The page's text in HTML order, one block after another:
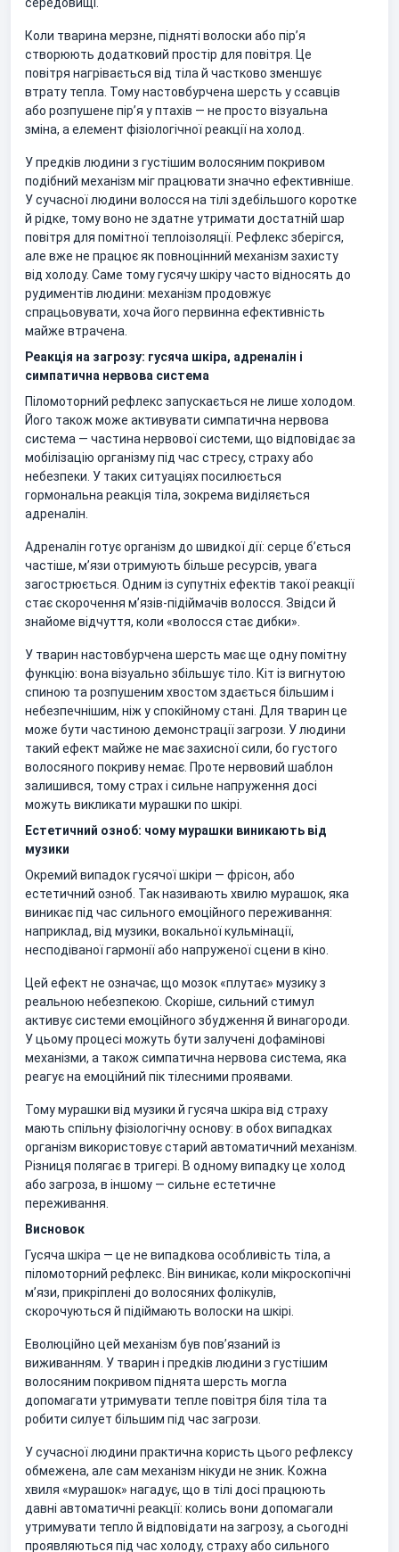
Коли тварина мерзне, підняті волоски або пір’я
створюють додатковий простір для повітря. Це
повітря нагрівається від тіла й частково зменшує
втрату тепла. Тому настовбурчена шерсть у ссавців
або розпушене пір’я у птахів — не просто візуальна
зміна, а елемент фізіологічної реакції на холод.
У предків людини з густішим волосяним покривом
подібний механізм міг працювати значно ефективніше.
У сучасної людини волосся на тілі здебільшого коротке
й рідке, тому воно не здатне утримати достатній шар
повітря для помітної теплоізоляції. Рефлекс зберігся,
але вже не працює як повноцінний механізм захисту
від холоду. Саме тому гусячу шкіру часто відносять до
рудиментів людини: механізм продовжує
спрацьовувати, хоча його первинна ефективність
майже втрачена.
Реакція на загрозу: гусяча шкіра, адреналін і
симпатична нервова система
Піломоторний рефлекс запускається не лише холодом.
Його також може активувати симпатична нервова
система — частина нервової системи, що відповідає за
мобілізацію організму під час стресу, страху або
небезпеки. У таких ситуаціях посилюється
гормональна реакція тіла, зокрема виділяється
адреналін.
Адреналін готує організм до швидкої дії: серце б’ється
частіше, м’язи отримують більше ресурсів, увага
загострюється. Одним із супутніх ефектів такої реакції
стає скорочення м’язів-підіймачів волосся. Звідси й
знайоме відчуття, коли «волосся стає дибки».
У тварин настовбурчена шерсть має ще одну помітну
функцію: вона візуально збільшує тіло. Кіт із вигнутою
спиною та розпушеним хвостом здається більшим і
небезпечнішим, ніж у спокійному стані. Для тварин це
може бути частиною демонстрації загрози. У людини
такий ефект майже не має захисної сили, бо густого
волосяного покриву немає. Проте нервовий шаблон
залишився, тому страх і сильне напруження досі
можуть викликати мурашки по шкірі.
Естетичний озноб: чому мурашки виникають від
музики
Окремий випадок гусячої шкіри — фрісон, або
естетичний озноб. Так називають хвилю мурашок, яка
виникає під час сильного емоційного переживання:
наприклад, від музики, вокальної кульмінації,
несподіваної гармонії або напруженої сцени в кіно.
Цей ефект не означає, що мозок «плутає» музику з
реальною небезпекою. Скоріше, сильний стимул
активує системи емоційного збудження й винагороди.
У цьому процесі можуть бути залучені дофамінові
механізми, а також симпатична нервова система, яка
реагує на емоційний пік тілесними проявами.
Тому мурашки від музики й гусяча шкіра від страху
мають спільну фізіологічну основу: в обох випадках
організм використовує старий автоматичний механізм.
Різниця полягає в тригері. В одному випадку це холод
або загроза, в іншому — сильне естетичне
переживання.
Висновок
Гусяча шкіра — це не випадкова особливість тіла, а
піломоторний рефлекс. Він виникає, коли мікроскопічні
м’язи, прикріплені до волосяних фолікулів,
скорочуються й підіймають волоски на шкірі.
Еволюційно цей механізм був пов’язаний із
виживанням. У тварин і предків людини з густішим
волосяним покривом піднята шерсть могла
допомагати утримувати тепле повітря біля тіла та
робити силует більшим під час загрози.
У сучасної людини практична користь цього рефлексу
обмежена, але сам механізм нікуди не зник. Кожна
хвиля «мурашок» нагадує, що в тілі досі працюють
давні автоматичні реакції: колись вони допомагали
утримувати тепло й відповідати на загрозу, а сьогодні
проявляються під час холоду, страху або сильного